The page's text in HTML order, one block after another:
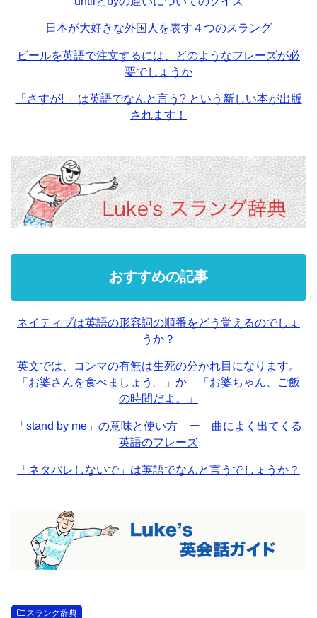
日本が大好きな外国人を表す４つのスラング
ビールを英語で注文するには、どのようなフレーズが必
要でしょうか
「さすが! 」は英語でなんと言う? という新しい本が出版
されます！
おすすめの記事
ネイティブは英語の形容詞の順番をどう覚えるのでしょ
うか？
英文では、コンマの有無は生死の分かれ目になります。
「お婆さんを食べましょう。」か 「お婆ちゃん、ご飯
の時間だよ。」
「stand by me」の意味と使い方 ー 曲によく出てくる
英語のフレーズ
「ネタバレしないで」は英語でなんと言うでしょうか？
スラング辞典